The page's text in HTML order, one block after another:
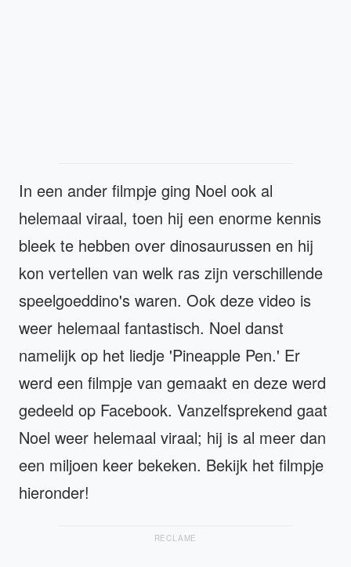
In een ander filmpje ging Noel ook al
helemaal viraal, toen hij een enorme kennis
bleek te hebben over dinosaurussen en hij
kon vertellen van welk ras zijn verschillende
speelgoeddino's waren. Ook deze video is
weer helemaal fantastisch. Noel danst
namelijk op het liedje 'Pineapple Pen.' Er
werd een filmpje van gemaakt en deze werd
gedeeld op Facebook. Vanzelfsprekend gaat
Noel weer helemaal viraal; hij is al meer dan
een miljoen keer bekeken. Bekijk het filmpje
hieronder!
RECLAME